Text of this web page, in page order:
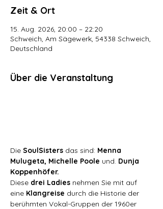
Zeit & Ort
15. Aug. 2026, 20:00 – 22:20
Schweich, Am Sägewerk, 54338 Schweich,
Deutschland
Über die Veranstaltung
Die SoulSisters das sind: Menna
Mulugeta, Michelle Poole und. Dunja
Koppenhöfer.
Diese drei Ladies nehmen Sie mit auf
eine Klangreise durch die Historie der
berühmten Vokal-Gruppen der 1960er